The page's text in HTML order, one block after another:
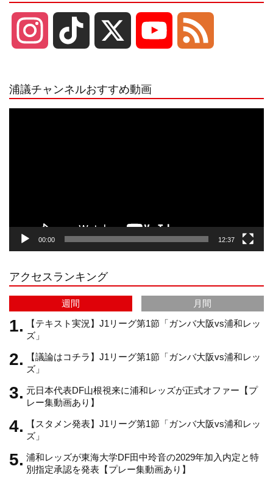
r
a
m
e
C
h
a
n
n
e
浦議チャンネルおすすめ動画
00:00 12:37
アクセスランキング
週間
月間
【テキスト実況】J1リーグ第1節「ガンバ大阪vs浦和レッ
ズ」
【議論はコチラ】J1リーグ第1節「ガンバ大阪vs浦和レッ
ズ」
元日本代表DF山根視来に浦和レッズが正式オファー【プ
レー集動画あり】
【スタメン発表】J1リーグ第1節「ガンバ大阪vs浦和レッ
ズ」
浦和レッズが東海大学DF田中玲音の2029年加入内定と特
別指定承認を発表【プレー集動画あり】